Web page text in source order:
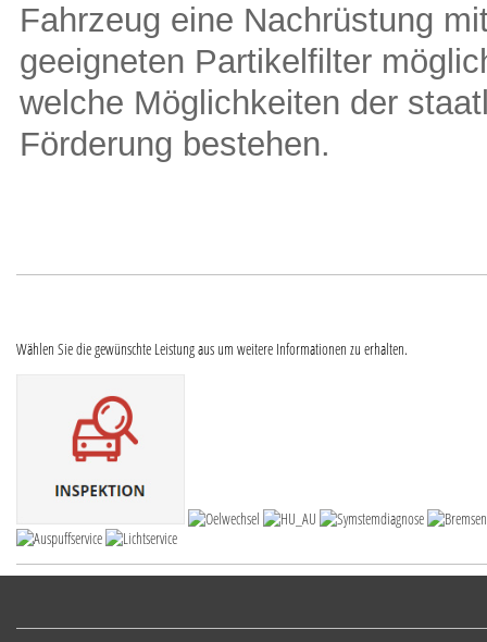
Fahrzeug eine Nachrüstung
geeigneten Partikelfilter
welche Möglichkeiten der
Förderung bestehen.
Wählen Sie die gewünschte Leistung aus um weitere Informationen zu erhalten.